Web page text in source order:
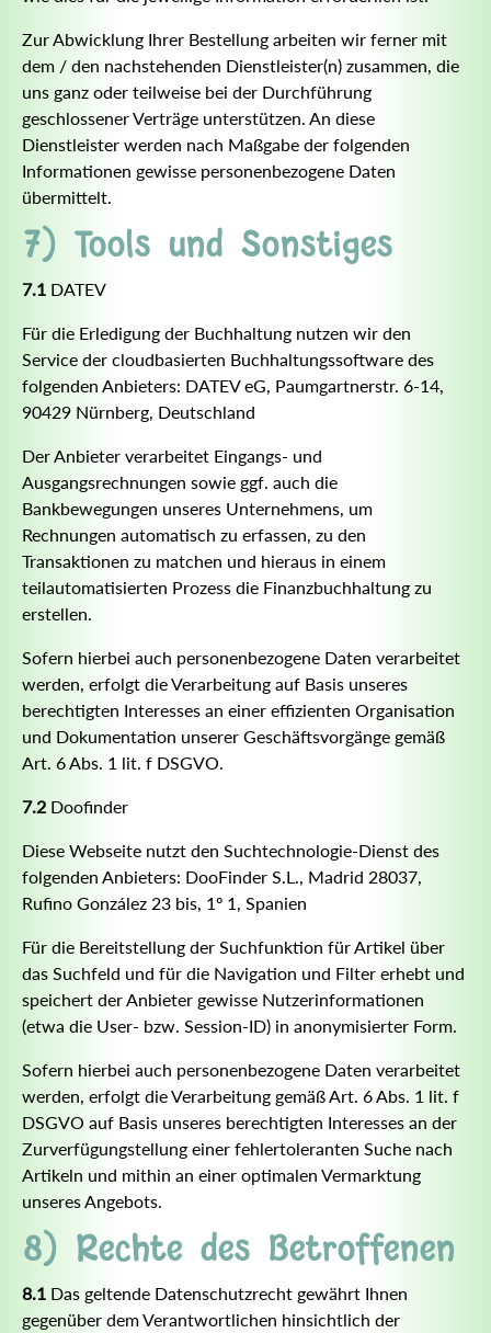
Zur Abwicklung Ihrer Bestellung arbeiten wir ferner mit
dem / den nachstehenden Dienstleister(n) zusammen, die
uns ganz oder teilweise bei der Durchführung
geschlossener Verträge unterstützen. An diese
Dienstleister werden nach Maßgabe der folgenden
Informationen gewisse personenbezogene Daten
übermittelt.
7) Tools und Sonstiges
7.1 DATEV
Für die Erledigung der Buchhaltung nutzen wir den
Service der cloudbasierten Buchhaltungssoftware des
folgenden Anbieters: DATEV eG, Paumgartnerstr. 6-14,
90429 Nürnberg, Deutschland
Der Anbieter verarbeitet Eingangs- und
Ausgangsrechnungen sowie ggf. auch die
Bankbewegungen unseres Unternehmens, um
Rechnungen automatisch zu erfassen, zu den
Transaktionen zu matchen und hieraus in einem
teilautomatisierten Prozess die Finanzbuchhaltung zu
erstellen.
Sofern hierbei auch personenbezogene Daten verarbeitet
werden, erfolgt die Verarbeitung auf Basis unseres
berechtigten Interesses an einer effizienten Organisation
und Dokumentation unserer Geschäftsvorgänge gemäß
Art. 6 Abs. 1 lit. f DSGVO.
7.2 Doofinder
Diese Webseite nutzt den Suchtechnologie-Dienst des
folgenden Anbieters: DooFinder S.L., Madrid 28037,
Rufino González 23 bis, 1º 1, Spanien
Für die Bereitstellung der Suchfunktion für Artikel über
das Suchfeld und für die Navigation und Filter erhebt und
speichert der Anbieter gewisse Nutzerinformationen
(etwa die User- bzw. Session-ID) in anonymisierter Form.
Sofern hierbei auch personenbezogene Daten verarbeitet
werden, erfolgt die Verarbeitung gemäß Art. 6 Abs. 1 lit. f
DSGVO auf Basis unseres berechtigten Interesses an der
Zurverfügungstellung einer fehlertoleranten Suche nach
Artikeln und mithin an einer optimalen Vermarktung
unseres Angebots.
8) Rechte des Betroffenen
8.1 Das geltende Datenschutzrecht gewährt Ihnen
gegenüber dem Verantwortlichen hinsichtlich der